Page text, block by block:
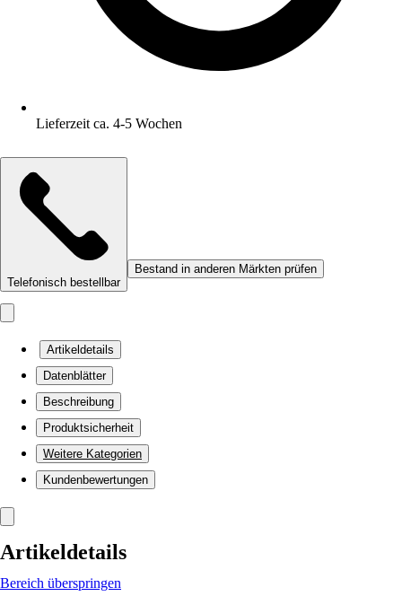
Lieferzeit ca. 4-5 Wochen
Telefonisch bestellbar
Bestand in anderen Märkten prüfen
Artikeldetails
Datenblätter
Beschreibung
Produktsicherheit
Weitere Kategorien
Kundenbewertungen
Artikeldetails
Bereich überspringen